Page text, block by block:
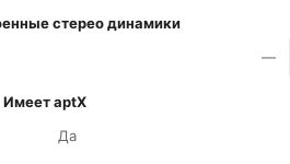
стерео динамики
—
Имеет aptX
Да